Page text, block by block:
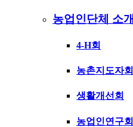
농업인단체 소개
4-H회
농촌지도자회
생활개선회
농업인연구회